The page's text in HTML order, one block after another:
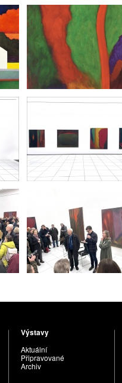
Výstavy
Aktuální
Připravované
Archiv